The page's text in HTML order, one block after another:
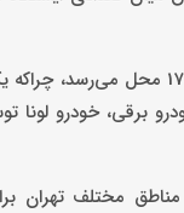
البته وزیر صنعت معدن و تجارت وعده داده است که تا پایان سال
برقی، خودرو لونا
15 جایگاه‌ شارژ خودروهای برقی در